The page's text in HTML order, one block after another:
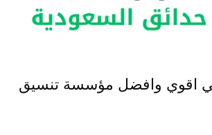
اقوي وافضل مؤسسة تنسيق